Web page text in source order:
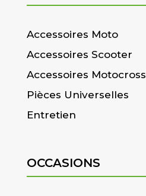
Accessoires Moto
Accessoires Scooter
Accessoires Motocross
Pièces Universelles
Entretien
OCCASIONS